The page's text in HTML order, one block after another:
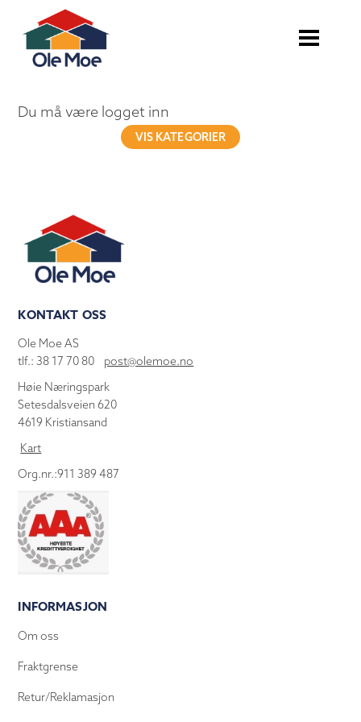
Du må være logget inn
VIS KATEGORIER
KONTAKT OSS
Ole Moe AS
tlf.: 38 17 70 80 post@olemoe.no
Høie Næringspark
Setesdalsveien 620
4619 Kristiansand
Kart
Org.nr.:911 389 487
INFORMASJON
Om oss
Fraktgrense
Retur/Reklamasjon